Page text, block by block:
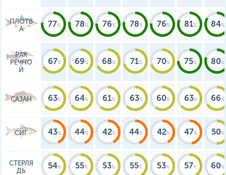
ПЛОТВ
А
77 78 76 78 76 81 84
РАК
РЕЧНО
Й
67 69 68 71 70 75 80
САЗАН 63 64 61 63 60 63 66
СИГ 43 44 42 44 42 47 50
СТЕРЛЯ
ДЬ
54 55 53 55 53 57 60